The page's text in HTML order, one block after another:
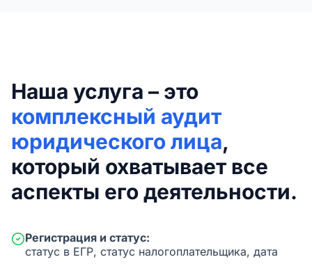
Наша услуга – это
комплексный аудит
юридического лица,
который охватывает все
аспекты его деятельности.
Регистрация и статус:
статус в ЕГР, статус налогоплательщика, дата